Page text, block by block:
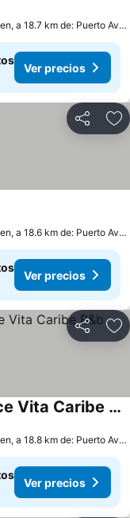
Playa del Carmen, a 18.7 km de: Puerto Aventuras
Ver precios
Compartir
Playa del Carmen, a 18.6 km de: Puerto Aventuras
Ver precios
Compartir
Deluxe Balcony Room E8 Dolce Vita Caribe B&b
Playa del Carmen, a 18.8 km de: Puerto Aventuras
Ver precios